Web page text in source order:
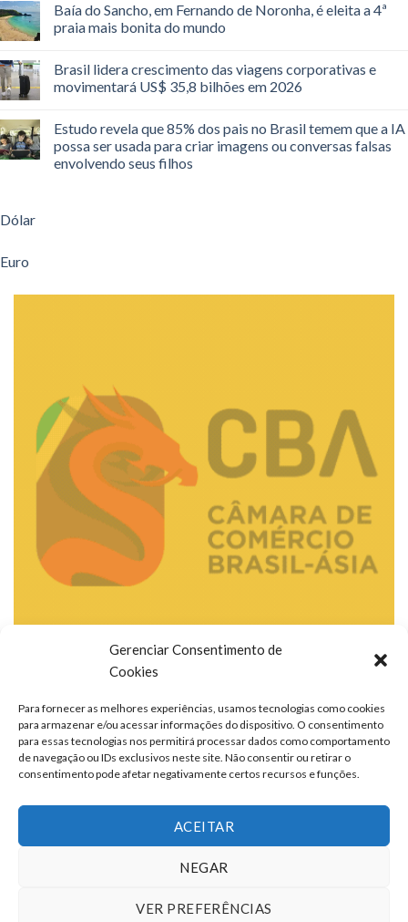
Gerenciar Consentimento de
Cookies
Para fornecer as melhores experiências, usamos tecnologias como cookies
para armazenar e/ou acessar informações do dispositivo. O consentimento
para essas tecnologias nos permitirá processar dados como comportamento
de navegação ou IDs exclusivos neste site. Não consentir ou retirar o
consentimento pode afetar negativamente certos recursos e funções.
ACEITAR
NEGAR
VER PREFERÊNCIAS
Baía do Sancho, em Fernando de Noronha, é eleita a 4ª
praia mais bonita do mundo
Brasil lidera crescimento das viagens corporativas e
movimentará US$ 35,8 bilhões em 2026
Estudo revela que 85% dos pais no Brasil temem que a IA
possa ser usada para criar imagens ou conversas falsas
envolvendo seus filhos
Dólar
Euro